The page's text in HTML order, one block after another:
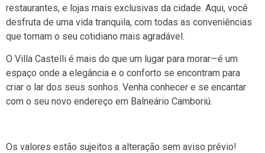
restaurantes, e lojas mais exclusivas da cidade. Aqui, você
desfruta de uma vida tranquila, com todas as conveniências
que tornam o seu cotidiano mais agradável.
O Villa Castelli é mais do que um lugar para morar—é um
espaço onde a elegância e o conforto se encontram para
criar o lar dos seus sonhos. Venha conhecer e se encantar
com o seu novo endereço em Balneário Camboriú.
Os valores estão sujeitos a alteração sem aviso prévio!